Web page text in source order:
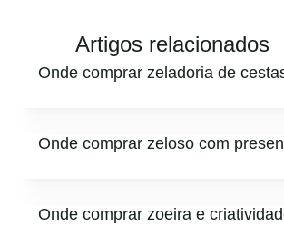
Artigos relacionados
Onde comprar zeladoria de
Onde comprar zeloso com
Onde comprar zoeira e